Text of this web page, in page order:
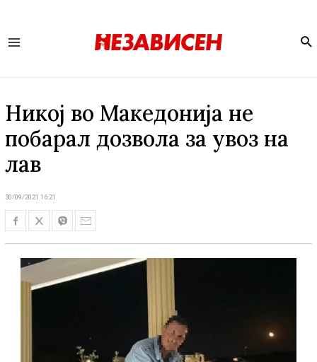
Никој во Македонија не
побарал дозвола за увоз на
лав
30/09/2021 16:21